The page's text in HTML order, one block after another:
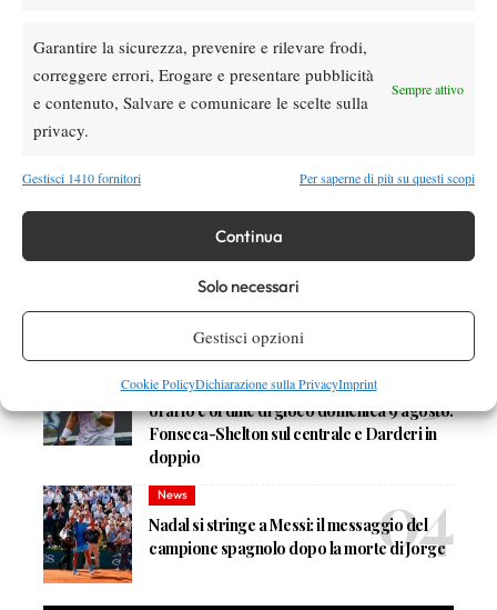
Garantire la sicurezza, prevenire e rilevare frodi,
correggere errori, Erogare e presentare pubblicità
e contenuto, Salvare e comunicare le scelte sulla
privacy.
Sempre attivo
Gestisci 1410 fornitori Per saperne di più su questi scopi
Continua
Solo necessari
Gestisci opzioni
Cookie PolicyDichiarazione sulla PrivacyImprint
DI TENDENZA
Rinderknech interrotta, slittano anche
News
ottiene il secondo quarto di finale 1000
consecutivo
Atp News
Masters 1000 Montreal 2026: programma,
orario e ordine di gioco domenica 9 agosto.
Fonseca-Shelton sul centrale e Darderi in
doppio
News
Nadal si stringe a Messi: il messaggio del
campione spagnolo dopo la morte di Jorge